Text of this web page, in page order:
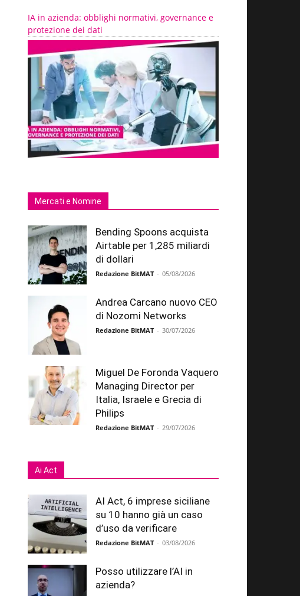
IA in azienda: obblighi normativi, governance e
protezione dei dati
Mercati e Nomine
Bending Spoons acquista
Airtable per 1,285 miliardi
di dollari
Redazione BitMAT - 05/08/2026
Andrea Carcano nuovo CEO
di Nozomi Networks
Redazione BitMAT - 30/07/2026
Miguel De Foronda Vaquero
Managing Director per
Italia, Israele e Grecia di
Philips
Redazione BitMAT - 29/07/2026
Ai Act
AI Act, 6 imprese siciliane
su 10 hanno già un caso
d’uso da verificare
Redazione BitMAT - 03/08/2026
Posso utilizzare l’AI in
azienda?